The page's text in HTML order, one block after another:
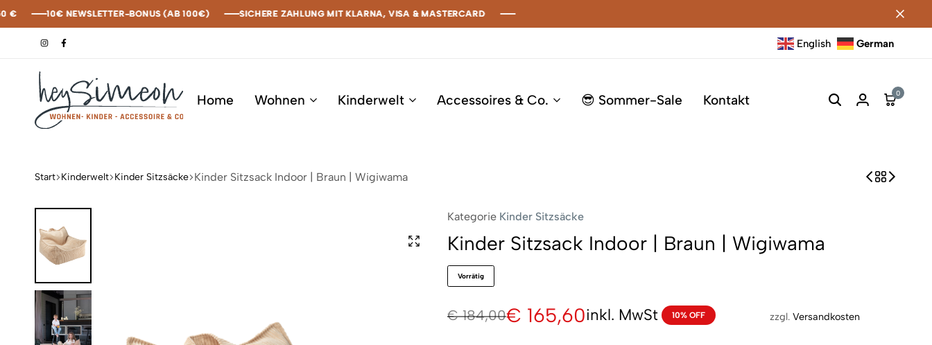
10€ NEWSLETTER-BONUS (AB 100€) SICHERE ZAHLUNG MIT KLARNA, VISA & MASTERCARD
10€ NEWSLETTER-BONUS (AB 100€) SICHERE ZAHLUNG MIT KLARNA, VISA & MASTERCARD
10€ NEWSLETTER-BONUS (AB 100€) SICHERE ZAHLUNG MIT KLARNA, VISA & MASTERCARD
10€ NEWSLETTER-BONUS (AB 100€) SICHERE ZAHLUNG MIT KLARNA, VISA & MASTERCARD
English German
Home Wohnen Kinderwelt Accessoires & Co. 😎 Sommer-Sale Kontakt 0
Start Kinderwelt Kinder Sitzsäcke Kinder Sitzsack Indoor | Braun | Wigiwama
Kategorie Kinder Sitzsäcke
Kinder Sitzsack Indoor | Braun | Wigiwama
Vorrätig
€184,00€ 165,60 10% OFF
inkl. MwSt zzgl. Versandkosten